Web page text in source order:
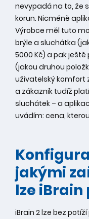
nevypadá na to, že
korun. Nicméně
Výrobce měl tuto
brýle a sluchátka
5000 Kč) a pak
(jakou druhou
uživatelský komfort
a zákazník tudíž
sluchátek – a
uvádím: cena,
jakými
lze
iBrain 2 lze bez